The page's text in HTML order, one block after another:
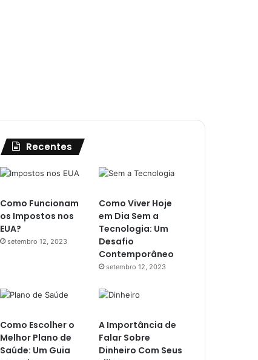
Recentes
Como Funcionam
os Impostos nos
EUA?
setembro 12, 2023
Como Viver Hoje
em Dia Sem a
Tecnologia: Um
Desafio
Contemporâneo
setembro 12, 2023
Como Escolher o
Melhor Plano de
Saúde: Um Guia
A Importância de
Falar Sobre
Dinheiro Com Seus